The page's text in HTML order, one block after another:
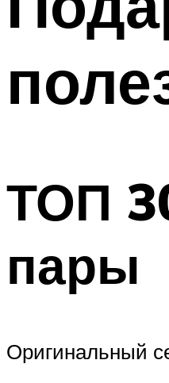
ТОП
пары
Оригинальный